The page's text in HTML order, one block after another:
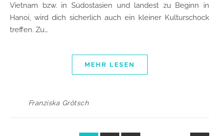
Vietnam bzw. in Südostasien und landest zu Beginn in
Hanoi, wird dich sicherlich auch ein kleiner Kulturschock
treffen. Zu…
MEHR LESEN
Franziska Grötsch